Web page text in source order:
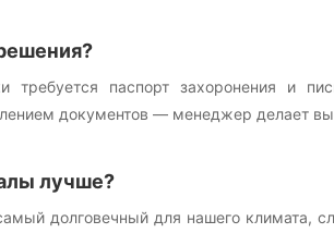
требуется паспорт захоронения и
документов — менеджер делает
лучше?
долговечный для нашего климата,